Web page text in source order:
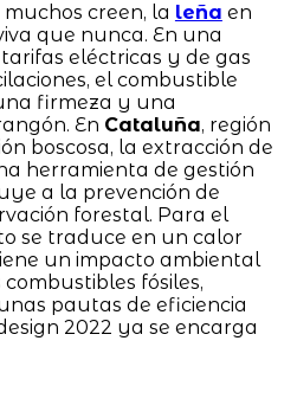
creen, la leña en
que nunca. En una
eléctricas y de gas
el combustible
firmeza y una
En Cataluña, región
boscosa, la extracción de
herramienta de gestión
a la prevención de
forestal. Para el
se traduce en un calor
un impacto ambiental
fósiles,
pautas de eficiencia
2022 ya se encarga